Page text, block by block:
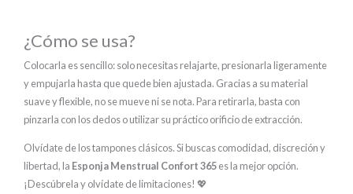
¿Cómo se usa?
Colocarla es sencillo: solo necesitas relajarte, presionarla ligeramente
y empujarla hasta que quede bien ajustada. Gracias a su material
suave y flexible, no se mueve ni se nota. Para retirarla, basta con
pinzarla con los dedos o utilizar su práctico orificio de extracción.
Olvídate de los tampones clásicos. Si buscas comodidad, discreción y
libertad, la Esponja Menstrual Confort 365es la mejor opción.
¡Descúbrela y olvídate de limitaciones! 💖